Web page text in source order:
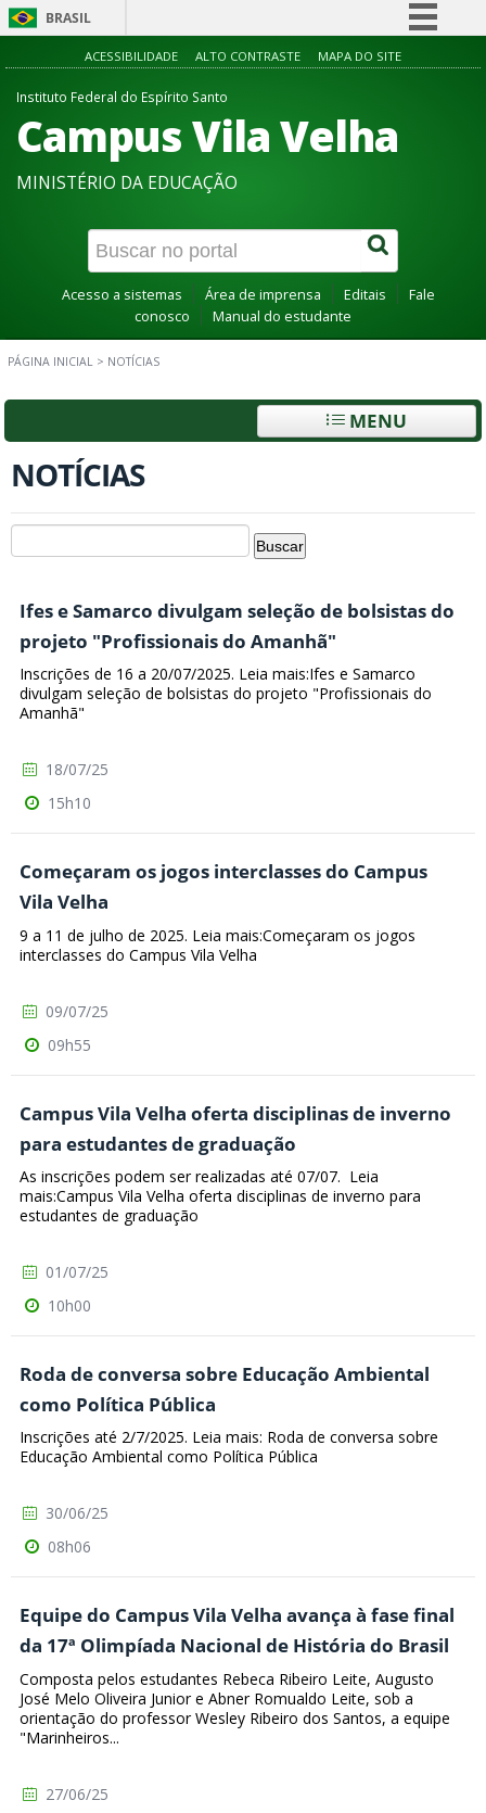
BRASIL
Simplifique!
Participe
Acesso à informação
Canais
ACESSIBILIDADE ALTO CONTRASTE MAPA DO SITE
Instituto Federal do Espírito Santo
Campus Vila Velha
MINISTÉRIO DA EDUCAÇÃO
Acesso a sistemas Área de imprensa Editais
Fale
conosco
Manual do estudante
PÁGINA INICIAL > NOTÍCIAS
MENU
NOTÍCIAS
Ifes e Samarco divulgam seleção de bolsistas do
projeto "Profissionais do Amanhã"
Inscrições de 16 a 20/07/2025. Leia mais:Ifes e Samarco
divulgam seleção de bolsistas do projeto "Profissionais do
Amanhã"
18/07/25
15h10
Começaram os jogos interclasses do Campus
Vila Velha
9 a 11 de julho de 2025. Leia mais:Começaram os jogos
interclasses do Campus Vila Velha
09/07/25
09h55
Campus Vila Velha oferta disciplinas de inverno
para estudantes de graduação
As inscrições podem ser realizadas até 07/07. Leia
mais:Campus Vila Velha oferta disciplinas de inverno para
estudantes de graduação
01/07/25
10h00
Roda de conversa sobre Educação Ambiental
como Política Pública
Inscrições até 2/7/2025. Leia mais: Roda de conversa sobre
Educação Ambiental como Política Pública
30/06/25
08h06
Equipe do Campus Vila Velha avança à fase final
da 17ª Olimpíada Nacional de História do Brasil
Composta pelos estudantes Rebeca Ribeiro Leite, Augusto
José Melo Oliveira Junior e Abner Romualdo Leite, sob a
orientação do professor Wesley Ribeiro dos Santos, a equipe
"Marinheiros...
27/06/25